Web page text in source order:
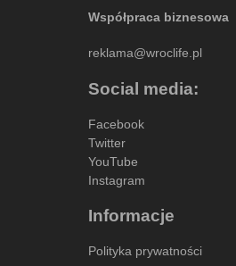
Współpraca biznesowa
reklama@wroclife.pl
Social media:
Facebook
Twitter
YouTube
Instagram
Informacje
Polityka prywatności